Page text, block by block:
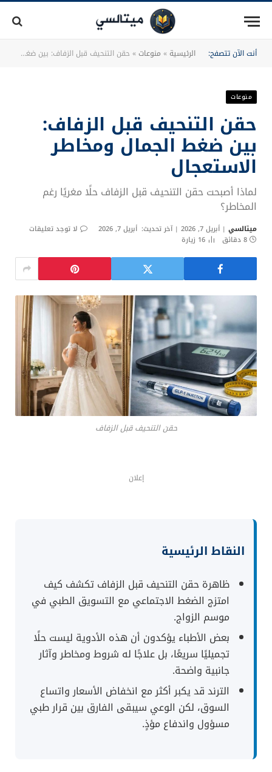
أنت الآن تتصفح: الرئيسية» منوعات» حقن التنحيف قبل الزفاف: بين ضغط الجمال ومخاطر الاستعجال
منوعات
حقن التنحيف قبل الزفاف:
بين ضغط الجمال ومخاطر
الاستعجال
لماذا أصبحت حقن التنحيف قبل الزفاف حلًا مغريًا رغم
المخاطر؟
ميتالسي أبريل 7, 2026 آخر تحديث: أبريل 7, 2026
لا توجد تعليقات
8 دقائق
16 زيارة
حقن التنحيف قبل الزفاف
إعلان
النقاط الرئيسية
ظاهرة حقن التنحيف قبل الزفاف تكشف كيف
امتزج الضغط الاجتماعي مع التسويق الطبي في
موسم الزواج.
بعض الأطباء يؤكدون أن هذه الأدوية ليست حلًا
تجميليًا سريعًا، بل علاجًا له شروط ومخاطر وآثار
جانبية واضحة.
الترند قد يكبر أكثر مع انخفاض الأسعار واتساع
السوق، لكن الوعي سيبقى الفارق بين قرار طبي
مسؤول واندفاع مؤذٍ.